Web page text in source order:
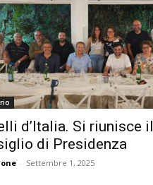
d’Italia. Si riunisce il
di Presidenza
- Settembre 1, 2025